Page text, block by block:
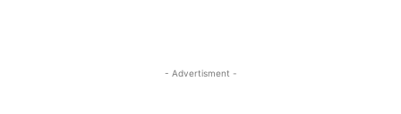
- Advertisment -